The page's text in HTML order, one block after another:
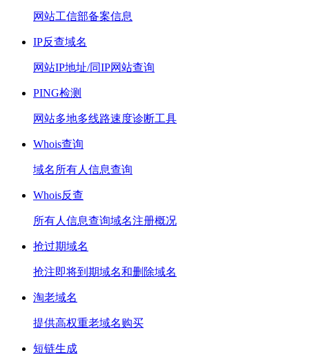
网站工信部备案信息
IP反查域名
网站IP地址/同IP网站查询
PING检测
网站多地多线路速度诊断工具
Whois查询
域名所有人信息查询
Whois反查
所有人信息查询域名注册概况
抢过期域名
抢注即将到期域名和删除域名
淘老域名
提供高权重老域名购买
短链生成